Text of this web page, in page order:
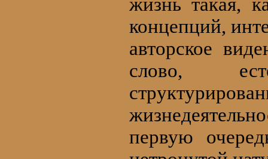
концепций,
авторское
слово,
первую